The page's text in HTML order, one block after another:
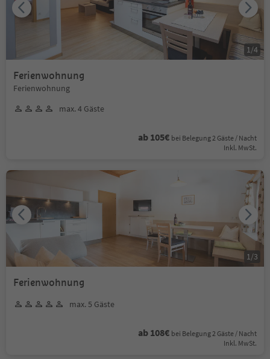
Ferienwohnung
Ferienwohnung
max. 4 Gäste
ab 105€ bei Belegung 2 Gäste / Nacht
Inkl. MwSt.
1/4
Ferienwohnung
max. 5 Gäste
ab 108€ bei Belegung 2 Gäste / Nacht
Inkl. MwSt.
1 /3